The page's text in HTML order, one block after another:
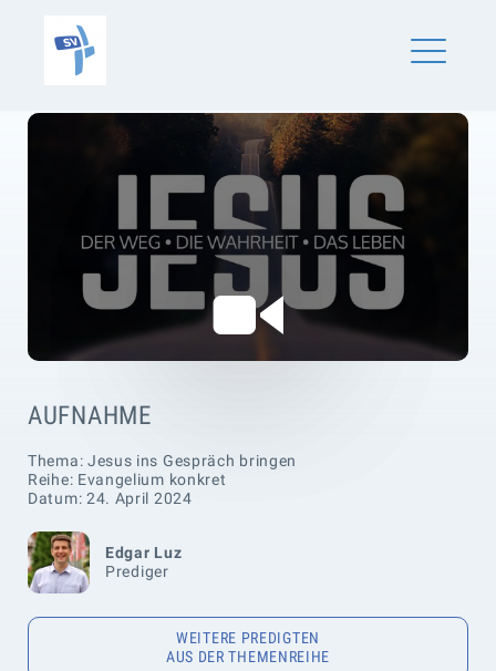
SV Schönaich
AUFNAHME
Thema: Jesus ins Gespräch bringen
Reihe: Evangelium konkret
Datum: 24. April 2024
Edgar Luz
Prediger
WEITERE PREDIGTEN
AUS DER THEMENREIHE